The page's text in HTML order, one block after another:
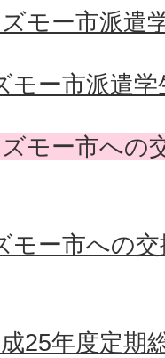
モー市派遣
モー市派遣学
モー市への
モー市への
25年度定期